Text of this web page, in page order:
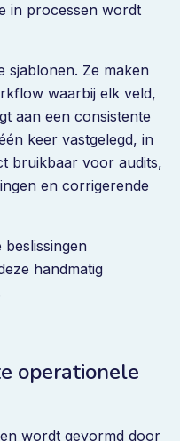
in processen wordt
sjablonen. Ze maken
waarbij elk veld,
aan een consistente
keer vastgelegd, in
bruikbaar voor audits,
en corrigerende
handmatig
operationele
wordt gevormd door